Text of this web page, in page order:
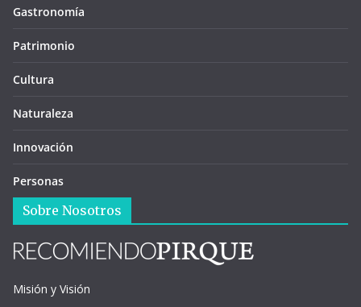
Gastronomía
Patrimonio
Cultura
Naturaleza
Innovación
Personas
Sobre Nosotros
Misión y Visión